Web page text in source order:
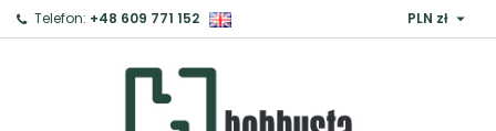
Telefon: +48 609 771 152 PLN zł 